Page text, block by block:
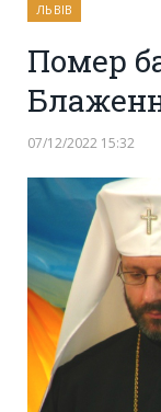
ЛЬВІВ
Помер
07/12/2022 15:32